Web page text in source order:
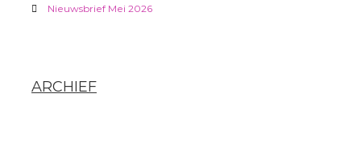
i
Nieuwsbrief Mei 2026
ARCHIEF